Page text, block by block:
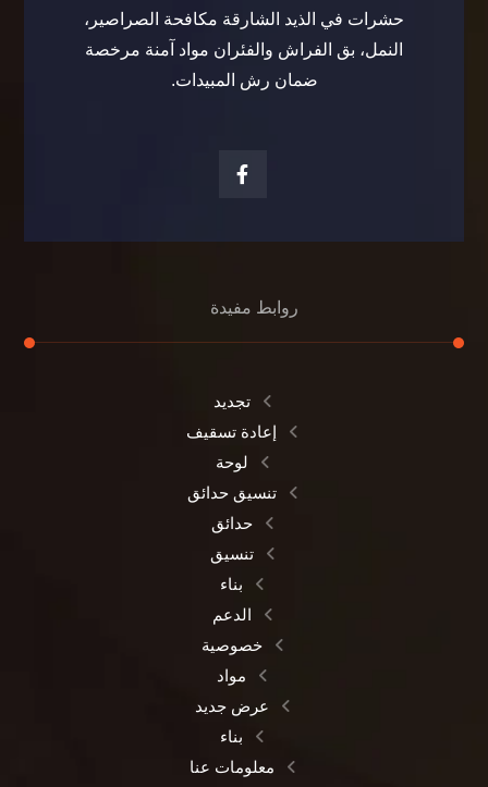
حشرات في الذيد الشارقة مكافحة الصراصير،
النمل، بق الفراش والفئران مواد آمنة مرخصة
ضمان رش المبيدات.
روابط مفيدة
تجديد
إعادة تسقيف
لوحة
تنسيق حدائق
حدائق
تنسيق
بناء
الدعم
خصوصية
مواد
عرض جديد
بناء
معلومات عنا